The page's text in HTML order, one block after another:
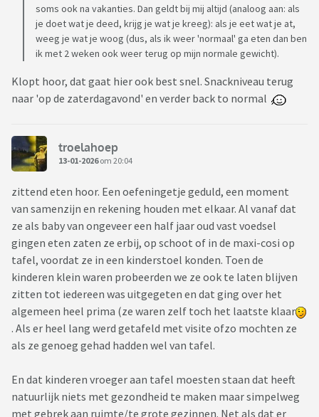
soms ook na vakanties. Dan geldt bij mij altijd (analoog aan: als
je doet wat je deed, krijg je wat je kreeg): als je eet wat je at,
weeg je wat je woog (dus, als ik weer 'normaal' ga eten dan ben
ik met 2 weken ook weer terug op mijn normale gewicht).
Klopt hoor, dat gaat hier ook best snel. Snackniveau terug
naar 'op de zaterdagavond' en verder back to normal
troelahoep
13-01-2026om 20:04
zittend eten hoor. Een oefeningetje geduld, een moment
van samenzijn en rekening houden met elkaar. Al vanaf dat
ze als baby van ongeveer een half jaar oud vast voedsel
gingen eten zaten ze erbij, op schoot of in de maxi-cosi op
tafel, voordat ze in een kinderstoel konden. Toen de
kinderen klein waren probeerden we ze ook te laten blijven
zitten tot iedereen was uitgegeten en dat ging over het
algemeen heel prima (ze waren zelf toch het laatste klaar
. Als er heel lang werd getafeld met visite ofzo mochten ze
als ze genoeg gehad hadden wel van tafel.
En dat kinderen vroeger aan tafel moesten staan dat heeft
natuurlijk niets met gezondheid te maken maar simpelweg
met gebrek aan ruimte/te grote gezinnen. Net als dat er